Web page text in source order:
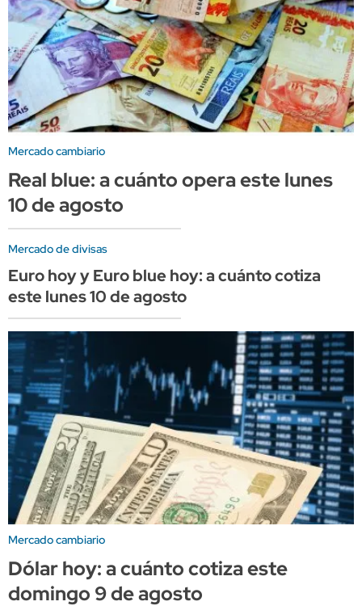
Mercado cambiario
Real blue: a cuánto opera este lunes
10 de agosto
Mercado de divisas
Euro hoy y Euro blue hoy: a cuánto cotiza
este lunes 10 de agosto
Mercado cambiario
Dólar hoy: a cuánto cotiza este
domingo 9 de agosto